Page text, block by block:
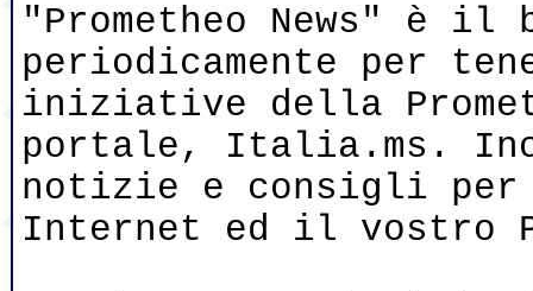
"Prometheo News" è
periodicamente per
iniziative della
portale, Italia.ms.
notizie e consigli
Internet ed il vostro